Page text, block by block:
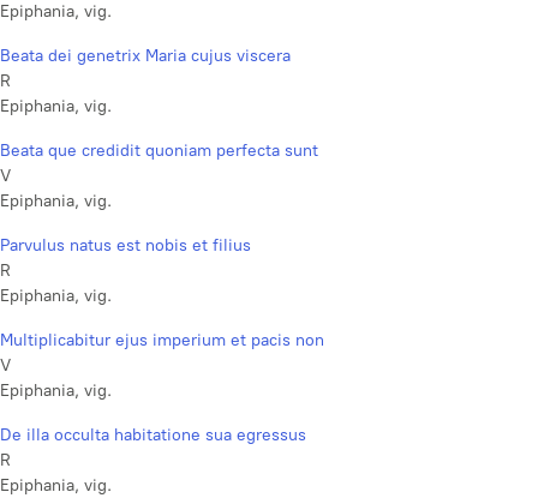
Epiphania, vig.
Beata dei genetrix Maria cujus viscera
R
Epiphania, vig.
Beata que credidit quoniam perfecta sunt
V
Epiphania, vig.
Parvulus natus est nobis et filius
R
Epiphania, vig.
Multiplicabitur ejus imperium et pacis non
V
Epiphania, vig.
De illa occulta habitatione sua egressus
R
Epiphania, vig.